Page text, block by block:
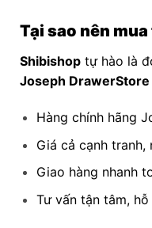
Tại sao nên
Shibishop tự hào là
Joseph DrawerStore
Hàng chính hãng
Giá cả cạnh tranh,
Giao hàng nhanh
Tư vấn tận tâm,